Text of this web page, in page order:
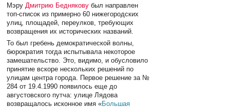
МэруДмитрию Беднякову был направлен
топ-список из примерно 60 нижегородских
улиц, площадей, переулков, требующих
возвращения их исторических названий.
То был гребень демократической волны,
бюрократия тогда испытывала некоторое
замешательство. Это, видимо, и обусловило
принятие вскоре нескольких решений по
улицам центра города. Первое решение за №
284 от 19.4.1990 появилось еще до
августовского путча: улице Лядова
возвращалось исконное имя «Большая